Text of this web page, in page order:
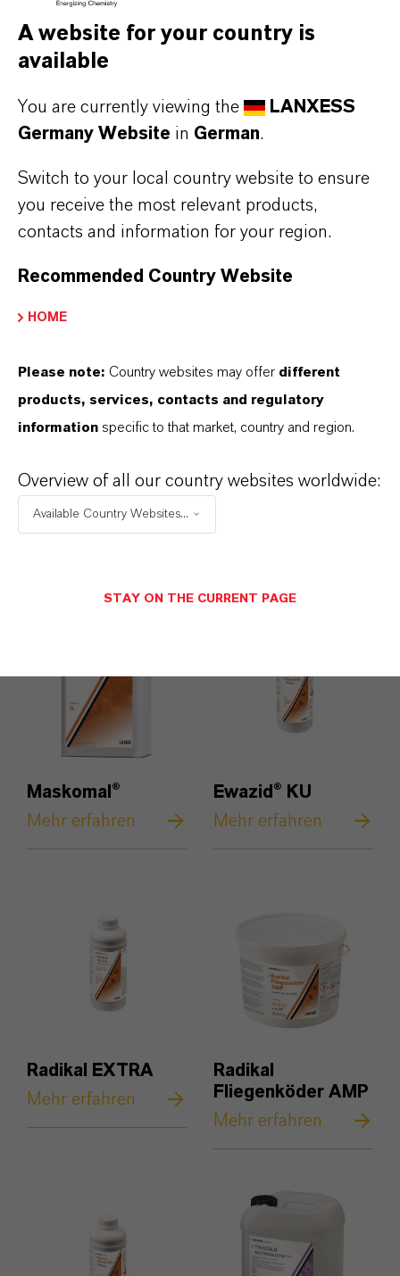
DeterBio®
DeterKlyn®
DeterShine®
Maskomal®
Mehr erfahren
Ewazid® KU
Mehr erfahren
Radikal EXTRA
Mehr erfahren
Radikal
Fliegenköder AMP
Mehr erfahren
A website for your country is
available
You are currently viewing the
LANXESS
Germany Website in German.
Switch to your local country website to ensure
you receive the most relevant products,
contacts and information for your region.
Recommended Country Website
HOME
Please note: Country websites may offer different
products, services, contacts and regulatory
information specific to that market, country and region.
Overview of all our country websites worldwide:
Available Country Websites...
STAY ON THE CURRENT PAGE